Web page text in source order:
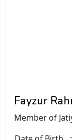
Fayzur
Member of